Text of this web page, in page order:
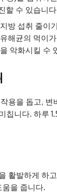
할 수 있습니
방 섭취 줄이
해균의 먹이
악화시킬 수
용을 돕고, 변
칩니다. 하루
활발하게 하
을 줍니다.